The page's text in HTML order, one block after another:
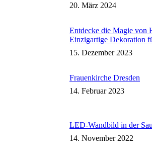
20. März 2024
Entdecke die Magie von
Einzigartige Dekoration
15. Dezember 2023
Frauenkirche Dresden
14. Februar 2023
LED-Wandbild in der
14. November 2022